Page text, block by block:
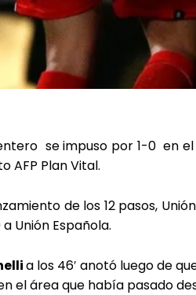
se impuso por 1-0 en
AFP Plan Vital.
de los 12 pasos,
Unión Española.
a los 46′ anotó luego de
el área que había pasado